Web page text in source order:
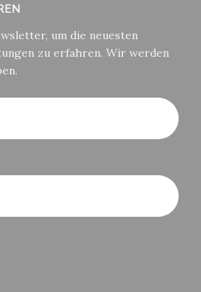
um die neuesten
zu erfahren. Wir werden